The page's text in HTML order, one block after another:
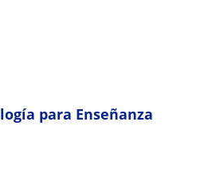
para Enseñanza